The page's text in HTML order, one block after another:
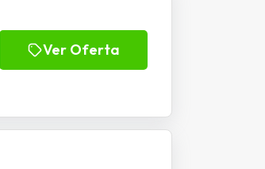
Ver Oferta